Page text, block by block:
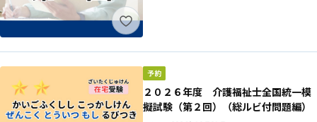
２０２６年度 介護福祉士全国統一模
擬試験（第２回）（総ルビ付問題編）